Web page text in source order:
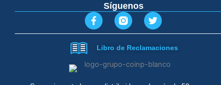
Síguenos
F
a
c
b
o
T
w
i
t
e
r
Libro de Reclamaciones